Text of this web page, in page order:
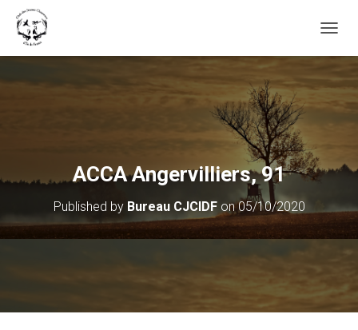
ACCA Angervilliers, 91
Published by Bureau CJCIDFon05/10/2020